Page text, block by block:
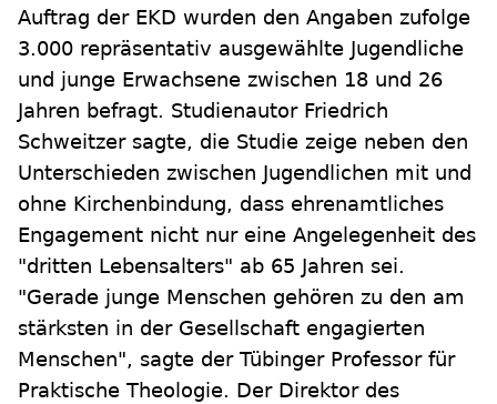
Auftrag der EKD wurden den Angaben zufolge
3.000 repräsentativ ausgewählte Jugendliche
und junge Erwachsene zwischen 18 und 26
Jahren befragt. Studienautor Friedrich
Schweitzer sagte, die Studie zeige neben den
Unterschieden zwischen Jugendlichen mit und
ohne Kirchenbindung, dass ehrenamtliches
Engagement nicht nur eine Angelegenheit des
"dritten Lebensalters" ab 65 Jahren sei.
"Gerade junge Menschen gehören zu den am
stärksten in der Gesellschaft engagierten
Menschen", sagte der Tübinger Professor für
Praktische Theologie. Der Direktor des